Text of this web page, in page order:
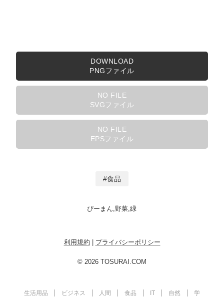
DOWNLOAD
PNGファイル
NO FILE
SVGファイル
NO FILE
EPSファイル
食品
ぴーまん,野菜,緑
利用規約 プライバシーポリシー
© 2026 TOSURAI.COM
生活用品 ビジネス 人間 食品 IT 自然 学